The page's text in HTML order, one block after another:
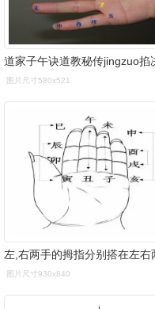
图片尺寸580x521
图片尺寸930x840